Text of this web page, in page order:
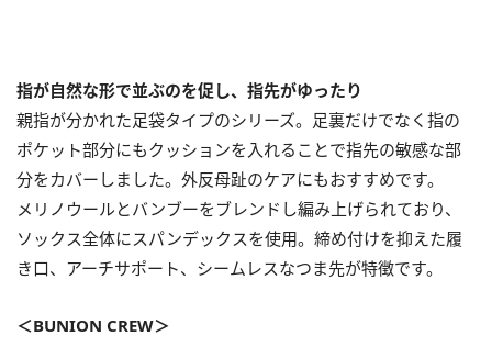
指が自然な形で並ぶのを促し、指先がゆったり
親指が分かれた足袋タイプのシリーズ。足裏だけでなく指の
ポケット部分にもクッションを入れることで指先の敏感な部
分をカバーしました。外反母趾のケアにもおすすめです。
メリノウールとバンブーをブレンドし編み上げられており、
ソックス全体にスパンデックスを使用。締め付けを抑えた履
き口、アーチサポート、シームレスなつま先が特徴です。
＜BUNION CREW＞